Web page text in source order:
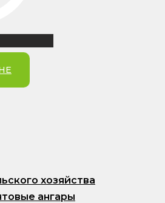
хозяйства
ангары